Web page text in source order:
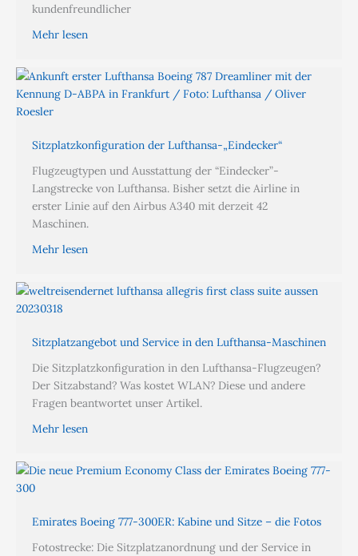
kundenfreundlicher
Mehr lesen
Sitzplatzkonfiguration der Lufthansa-„Eindecker“
Flugzeugtypen und Ausstattung der “Eindecker”-
Langstrecke von Lufthansa. Bisher setzt die Airline in
erster Linie auf den Airbus A340 mit derzeit 42
Maschinen.
Mehr lesen
Sitzplatzangebot und Service in den Lufthansa-Maschinen
Die Sitzplatzkonfiguration in den Lufthansa-Flugzeugen?
Der Sitzabstand? Was kostet WLAN? Diese und andere
Fragen beantwortet unser Artikel.
Mehr lesen
Emirates Boeing 777-300ER: Kabine und Sitze – die Fotos
Fotostrecke: Die Sitzplatzanordnung und der Service in